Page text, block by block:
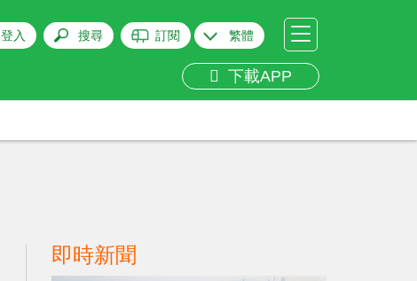
登入 搜尋 訂閱 繁體
下載APP
即時新聞